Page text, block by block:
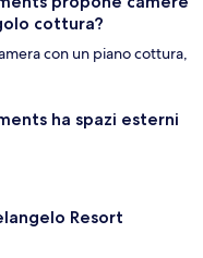
cottura?
con un piano cottura,
ha spazi esterni
Resort